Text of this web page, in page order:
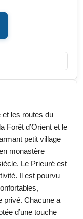
et les routes du
Forêt d’Orient et le
petit village
monastère
Le Prieuré est
Il est pourvu
privé. Chacune a
d’une touche